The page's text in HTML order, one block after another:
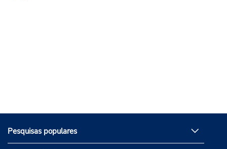
Pesquisas populares